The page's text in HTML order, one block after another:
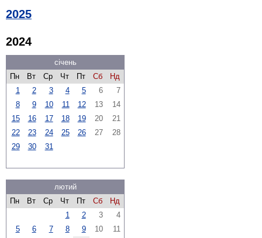
2025
2024
січень
Пн
Вт Ср Чт Пт Сб
Нд
1
2 3 4 5 6
7
8
9 10 11 12 13
14
15
16 17 18 19 20
21
22
23 24 25 26 27
28
29
30 31
лютий
Пн
Вт Ср Чт Пт Сб
Нд
1
2 3
4
5
6 7 8 9 10
11